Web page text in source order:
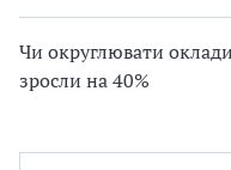
Чи округлювати
зросли на 40%